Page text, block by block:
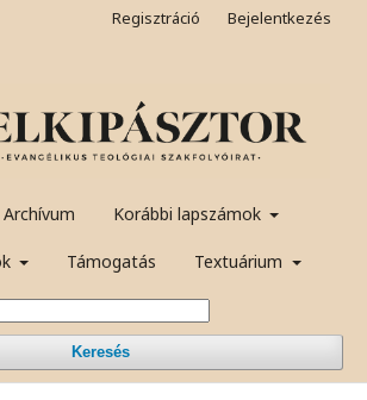
Archívum Korábbi lapszámok
Támogatás Textuárium
Keresés
Regisztráció Bejelentkezés